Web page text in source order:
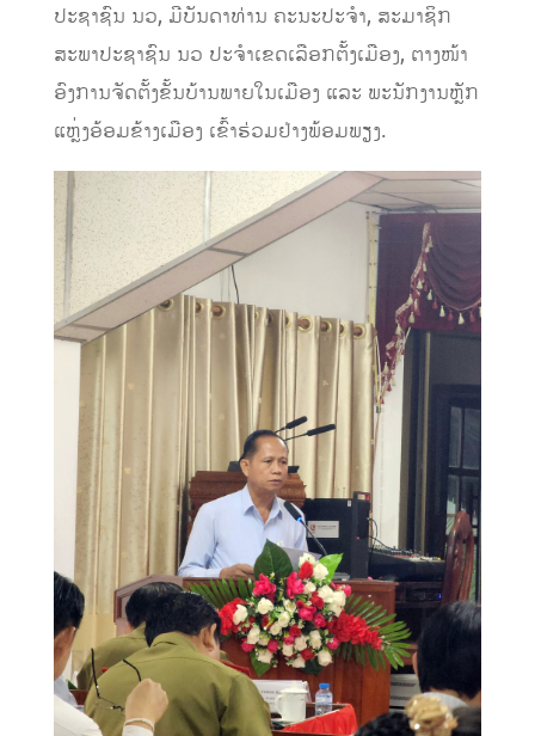
ປະຊາຊົນ ນວ, ມີບັນດາທ່ານ ຄະນະປະຈຳ, ສະມາຊິກ
ສະພາປະຊາຊົນ ນວ ປະຈຳເຂດເລືອກຕັ້ງເມືອງ, ຕາງໜ້າ
ອົງການຈັດຕັ້ງຂັ້ນບ້ານພາຍໃນເມືອງ ແລະ ພະນັກງານຫຼັກ
ແຫຼ່ງອ້ອມຂ້າງເມືອງ ເຂົ້າຮ່ວມຢ່າງພ້ອມພຽງ.